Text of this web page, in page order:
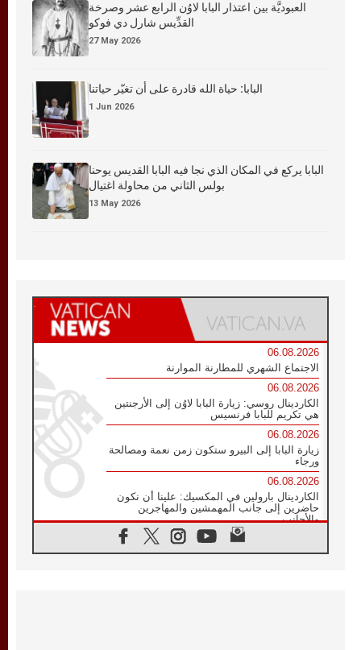
العبوديَّة بين اعتذار البابا لاوُن الرابع عشر وصرخة
القدِّيس شارل دي فوكو
27 May 2026
البابا: حياة الله قادرة على أن تغيّر حياتنا
1 Jun 2026
البابا يركع في المكان الذي نجا فيه البابا القديس يوحنا
بولس الثاني من محاولة اغتيال
13 May 2026
06.08.2026
الاجتماع الشهري للمطارنة الموارنة
06.08.2026
الكاردينال روسي: زيارة البابا لاوُن إلى الأرجنتين
هي تكريم للبابا فرنسيس
06.08.2026
زيارة البابا إلى البيرو ستكون زمن نعمة ومصالحة
ورجاء
06.08.2026
الكاردينال بارولين في المكسيك: علينا أن نكون
حاضرين إلى جانب المهمشين والمهاجرين
والأجانب
البابا لاوُن الرابع عشر للشباب في أسيزي: